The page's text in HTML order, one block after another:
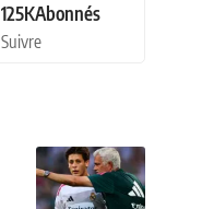
125KAbonnés
Suivre